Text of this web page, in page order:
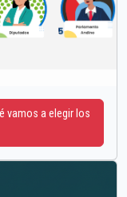
vamos a elegir los